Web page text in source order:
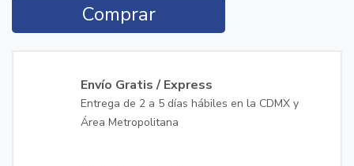
Comprar
Envío Gratis / Express
Entrega de 2 a 5 días hábiles en la CDMX y
Área Metropolitana